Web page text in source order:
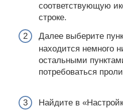
соответствующую
строке.
Далее выберите
находится немного
остальными
потребоваться
Найдите в